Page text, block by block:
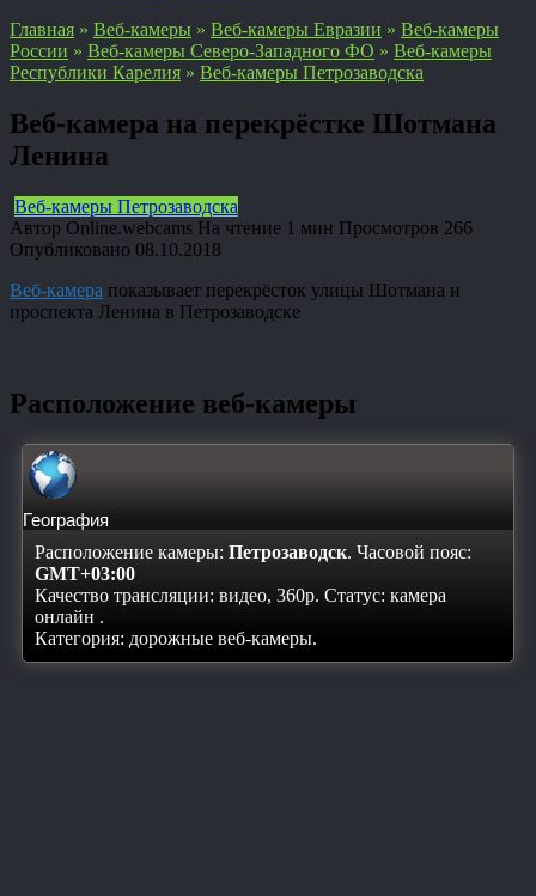
Главная » Веб-камеры » Веб-камеры Евразии » Веб-камеры
России » Веб-камеры Северо-Западного ФО » Веб-камеры
Республики Карелия » Веб-камеры Петрозаводска
Веб-камера на перекрёстке Шотмана
Ленина
Веб-камеры Петрозаводска
Автор Online.webcams На чтение 1 мин Просмотров 266
Опубликовано 08.10.2018
Веб-камера показывает перекрёсток улицы Шотмана и
проспекта Ленина в Петрозаводске
Расположение веб-камеры
География
Расположение камеры: Петрозаводск. Часовой пояс:
GMT+03:00
Качество трансляции: видео, 360p. Статус: камера
онлайн .
Категория: дорожные веб-камеры.